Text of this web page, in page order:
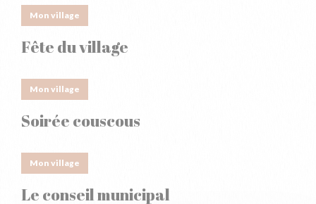
Mon village
Fête du village
Mon village
Soirée couscous
Mon village
Le conseil municipal